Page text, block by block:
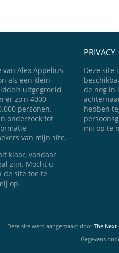
Alex Appelius
als een klein
uitgegroeid
er zo'n 4000
personen.
onderzoek tot
van mijn site.
klaar, vandaar
zijn. Mocht u
de site toe te
op.
PRIVACY
Deze site
de nog in
hebben
mij op te
Deze site werd aangemaakt doorThe
Gegevens